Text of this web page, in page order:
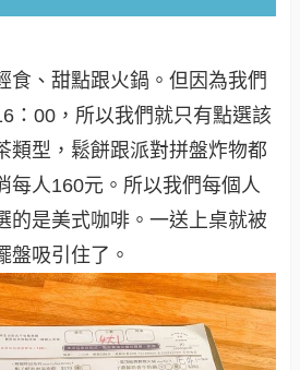
食、甜點跟火鍋。但因為我們
：00，所以我們就只有點選該
類型，鬆餅跟派對拼盤炸物都
每人160元。所以我們每個人
的是美式咖啡。一送上桌就被
盤吸引住了。